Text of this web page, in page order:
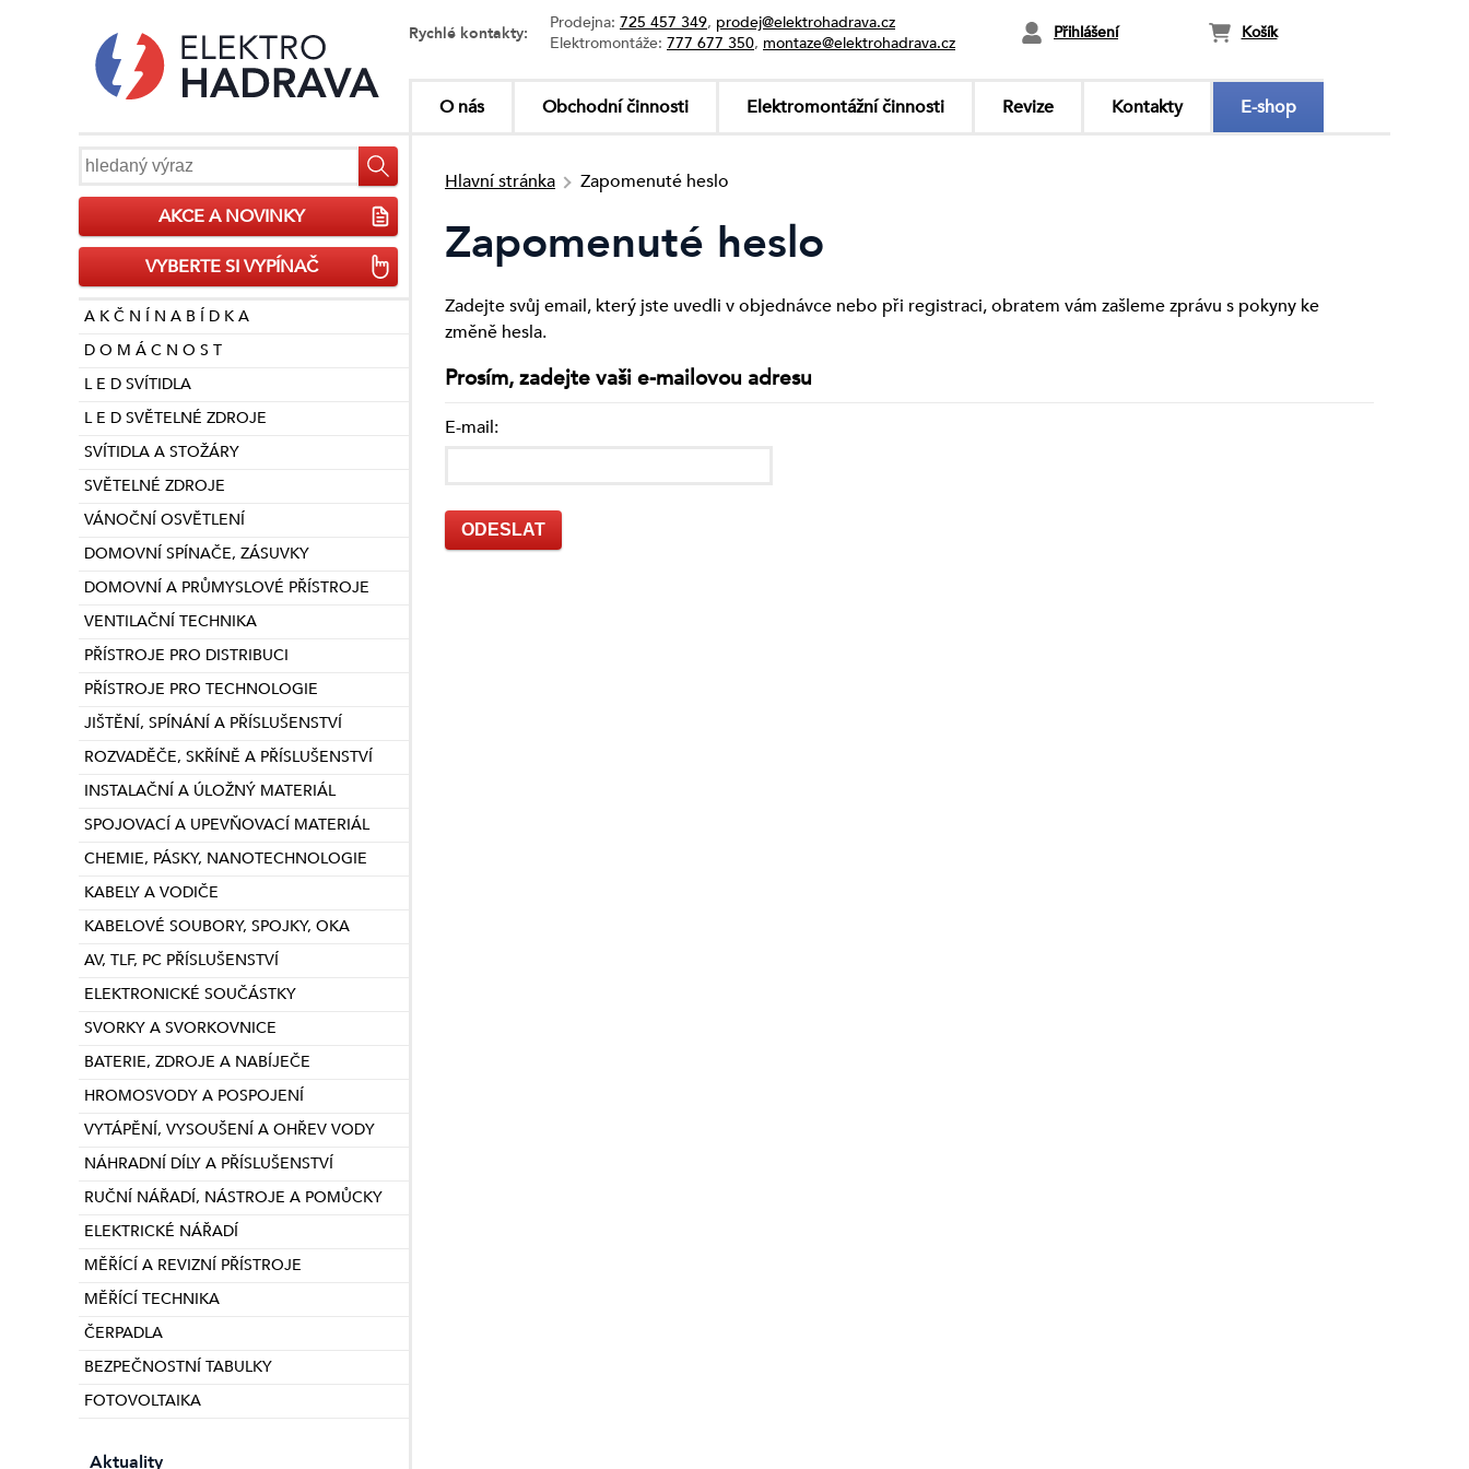
Rychlé kontakty: Prodejna: 725 457 349, prodej@elektrohadrava.cz
Elektromontáže: 777 677 350, montaze@elektrohadrava.cz
Přihlášení Košík
O nás Obchodní činnosti Elektromontážní činnosti Revize Kontakty E-shop
AKCE A NOVINKY
VYBERTE SI VYPÍNAČ
A K Č N Í N A B Í D K A
D O M Á C N O S T
L E D SVÍTIDLA
L E D SVĚTELNÉ ZDROJE
SVÍTIDLA A STOŽÁRY
SVĚTELNÉ ZDROJE
VÁNOČNÍ OSVĚTLENÍ
DOMOVNÍ SPÍNAČE, ZÁSUVKY
DOMOVNÍ A PRŮMYSLOVÉ PŘÍSTROJE
VENTILAČNÍ TECHNIKA
PŘÍSTROJE PRO DISTRIBUCI
PŘÍSTROJE PRO TECHNOLOGIE
JIŠTĚNÍ, SPÍNÁNÍ A PŘÍSLUŠENSTVÍ
ROZVADĚČE, SKŘÍNĚ A PŘÍSLUŠENSTVÍ
INSTALAČNÍ A ÚLOŽNÝ MATERIÁL
SPOJOVACÍ A UPEVŇOVACÍ MATERIÁL
CHEMIE, PÁSKY, NANOTECHNOLOGIE
KABELY A VODIČE
KABELOVÉ SOUBORY, SPOJKY, OKA
AV, TLF, PC PŘÍSLUŠENSTVÍ
ELEKTRONICKÉ SOUČÁSTKY
SVORKY A SVORKOVNICE
BATERIE, ZDROJE A NABÍJEČE
HROMOSVODY A POSPOJENÍ
VYTÁPĚNÍ, VYSOUŠENÍ A OHŘEV VODY
NÁHRADNÍ DÍLY A PŘÍSLUŠENSTVÍ
RUČNÍ NÁŘADÍ, NÁSTROJE A POMŮCKY
ELEKTRICKÉ NÁŘADÍ
MĚŘÍCÍ A REVIZNÍ PŘÍSTROJE
MĚŘÍCÍ TECHNIKA
ČERPADLA
BEZPEČNOSTNÍ TABULKY
FOTOVOLTAIKA
Aktuality
Hlavní stránka Zapomenuté heslo
Zapomenuté heslo
Zadejte svůj email, který jste uvedli v objednávce nebo při registraci, obratem vám zašleme zprávu s pokyny ke
změně hesla.
Prosím, zadejte vaši e-mailovou adresu
E-mail: